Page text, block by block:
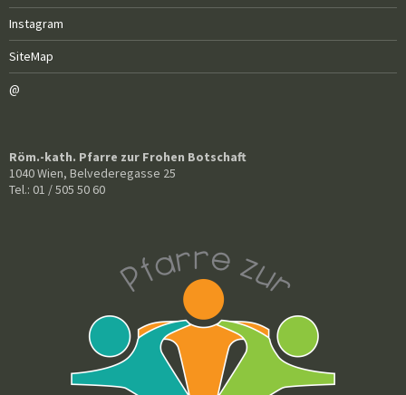
Instagram
SiteMap
@
Röm.-kath. Pfarre zur Frohen Botschaft
1040 Wien, Belvederegasse 25
Tel.: 01 / 505 50 60